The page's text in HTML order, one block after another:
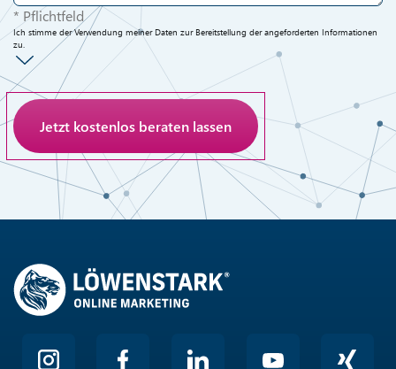
* Pflichtfeld
Ich stimme der Verwendung meiner Daten zur Bereitstellung der angeforderten Informationen
zu.
Anti-Roboter-Verifizierung
Hier klicken